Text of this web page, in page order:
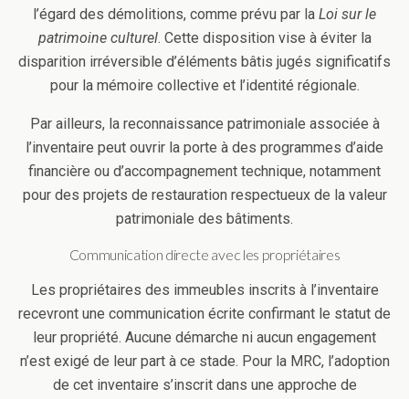
l’égard des démolitions, comme prévu par la Loi sur le
patrimoine culturel. Cette disposition vise à éviter la
disparition irréversible d’éléments bâtis jugés significatifs
pour la mémoire collective et l’identité régionale.
Par ailleurs, la reconnaissance patrimoniale associée à
l’inventaire peut ouvrir la porte à des programmes d’aide
financière ou d’accompagnement technique, notamment
pour des projets de restauration respectueux de la valeur
patrimoniale des bâtiments.
Communication directe avec les propriétaires
Les propriétaires des immeubles inscrits à l’inventaire
recevront une communication écrite confirmant le statut de
leur propriété. Aucune démarche ni aucun engagement
n’est exigé de leur part à ce stade. Pour la MRC, l’adoption
de cet inventaire s’inscrit dans une approche de